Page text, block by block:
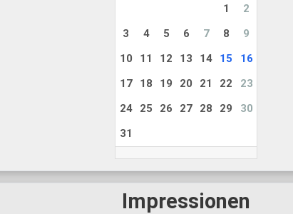
1
2
3
4 5 6 7 8
9
10
11 12 13 14 15
16
17
18 19 20 21 22
23
24
25 26 27 28 29
30
31
Impressionen